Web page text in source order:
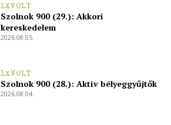
1XVOLT
Szolnok 900 (29.): Akkori
kereskedelem
2026.08.05.
1XVOLT
Szolnok 900 (28.): Aktív bélyeggyűjtők
2026.08.04.